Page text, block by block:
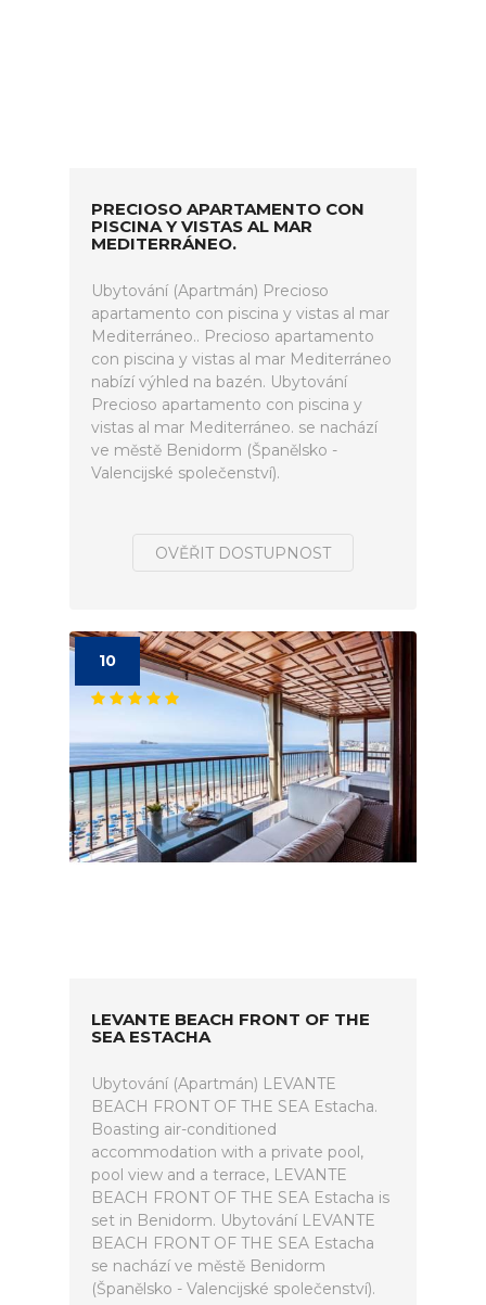
PRECIOSO APARTAMENTO CON
PISCINA Y VISTAS AL MAR
MEDITERRÁNEO.
Ubytování (Apartmán) Precioso
apartamento con piscina y vistas al mar
Mediterráneo.. Precioso apartamento
con piscina y vistas al mar Mediterráneo
nabízí výhled na bazén. Ubytování
Precioso apartamento con piscina y
vistas al mar Mediterráneo. se nachází
ve městě Benidorm (Španělsko -
Valencijské společenství).
OVĚŘIT DOSTUPNOST
10
LEVANTE BEACH FRONT OF THE
SEA ESTACHA
Ubytování (Apartmán) LEVANTE
BEACH FRONT OF THE SEA Estacha.
Boasting air-conditioned
accommodation with a private pool,
pool view and a terrace, LEVANTE
BEACH FRONT OF THE SEA Estacha is
set in Benidorm. Ubytování LEVANTE
BEACH FRONT OF THE SEA Estacha
se nachází ve městě Benidorm
(Španělsko - Valencijské společenství).